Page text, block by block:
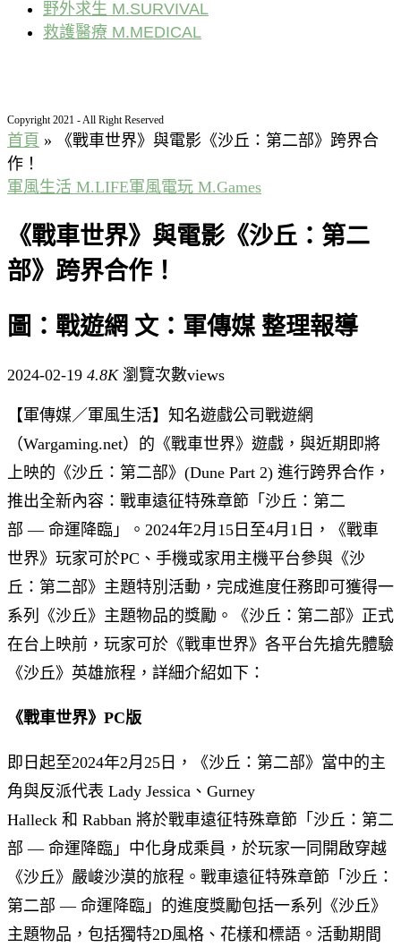
野外求生 M.SURVIVAL
救護醫療 M.MEDICAL
Copyright 2021 - All Right Reserved
首頁 »
《戰車世界》與電影《沙丘：第二部》跨界合
作！
軍風生活 M.LIFE軍風電玩 M.Games
《戰車世界》與電影《沙丘：第二
部》跨界合作！
圖：戰遊網 文：軍傳媒 整理報導
2024-02-19 4.8K瀏覽次數views
【軍傳媒／軍風生活】知名遊戲公司戰遊網
（Wargaming.net）的《戰車世界》遊戲，與近期即將
上映的《沙丘：第二部》(Dune Part 2) 進行跨界合作，
推出全新內容：戰車遠征特殊章節「沙丘：第二
部 — 命運降臨」。2024年2月15日至4月1日，《戰車
世界》玩家可於PC、手機或家用主機平台參與《沙
丘：第二部》主題特別活動，完成進度任務即可獲得一
系列《沙丘》主題物品的獎勵。《沙丘：第二部》正式
在台上映前，玩家可於《戰車世界》各平台先搶先體驗
《沙丘》英雄旅程，詳細介紹如下：
《戰車世界》PC版
即日起至2024年2月25日，《沙丘：第二部》當中的主
角與反派代表 Lady Jessica、Gurney
Halleck 和 Rabban 將於戰車遠征特殊章節「沙丘：第二
部 — 命運降臨」中化身成乘員，於玩家一同開啟穿越
《沙丘》嚴峻沙漠的旅程。戰車遠征特殊章節「沙丘：
第二部 — 命運降臨」的進度獎勵包括一系列《沙丘》
主題物品，包括獨特2D風格、花樣和標語。活動期間